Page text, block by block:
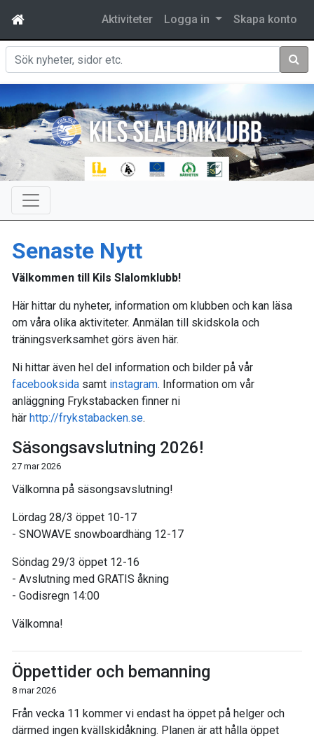
Aktiviteter Logga in Skapa konto
Sök
Senaste Nytt
Välkommen till Kils Slalomklubb!
Här hittar du nyheter, information om klubben och kan läsa
om våra olika aktiviteter. Anmälan till skidskola och
träningsverksamhet görs även här.
Ni hittar även hel del information och bilder på vår
facebooksida samt instagram. Information om vår
anläggning Frykstabacken finner ni
här http://frykstabacken.se.
Säsongsavslutning 2026!
27 mar 2026
Välkomna på säsongsavslutning!
Lördag 28/3 öppet 10-17
- SNOWAVE snowboardhäng 12-17
Söndag 29/3 öppet 12-16
- Avslutning med GRATIS åkning
- Godisregn 14:00
Välkomna!
Öppettider och bemanning
8 mar 2026
Från vecka 11 kommer vi endast ha öppet på helger och
därmed ingen kvällskidåkning. Planen är att hålla öppet